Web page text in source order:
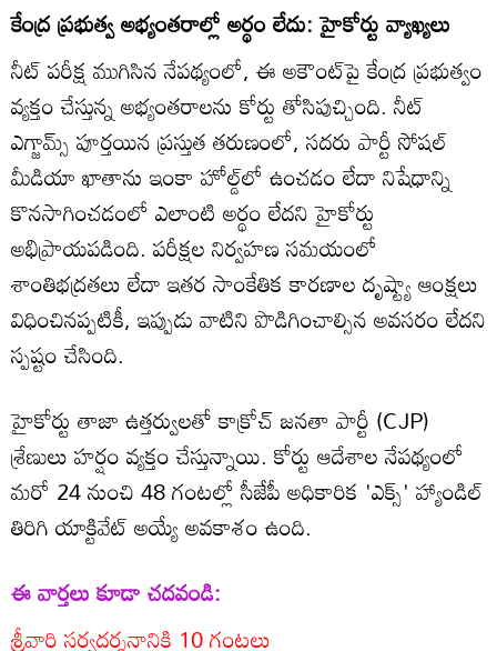
కేంద్ర ప్రభుత్వ అభ్యంతరాల్లో అర్థం లేదు: హైకోర్టు వ్యాఖ్యలు
నీట్ పరీక్ష ముగిసిన నేపథ్యంలో, ఈ అకౌంట్‌పై కేంద్ర ప్రభుత్వం
వ్యక్తం చేస్తున్న అభ్యంతరాలను కోర్టు తోసిపుచ్చింది. నీట్
ఎగ్జామ్స్ పూర్తయిన ప్రస్తుత తరుణంలో, సదరు పార్టీ సోషల్
మీడియా ఖాతాను ఇంకా హోల్డ్‌లో ఉంచడం లేదా నిషేధాన్ని
కొనసాగించడంలో ఎలాంటి అర్థం లేదని హైకోర్టు
అభిప్రాయపడింది. పరీక్షల నిర్వహణ సమయంలో
శాంతిభద్రతలు లేదా ఇతర సాంకేతిక కారణాల దృష్ట్యా ఆంక్షలు
విధించినప్పటికీ, ఇప్పుడు వాటిని పొడిగించాల్సిన అవసరం లేదని
స్పష్టం చేసింది.
హైకోర్టు తాజా ఉత్తర్వులతో కాక్రోచ్ జనతా పార్టీ (CJP)
శ్రేణులు హర్షం వ్యక్తం చేస్తున్నాయి. కోర్టు ఆదేశాల నేపథ్యంలో
మరో 24 నుంచి 48 గంటల్లో సీజేపీ అధికారిక 'ఎక్స్' హ్యాండిల్
తిరిగి యాక్టివేట్ అయ్యే అవకాశం ఉంది.
ఈ వార్తలు కూడా చదవండి:
శ్రీవారి సర్వదర్శనానికి 10 గంటలు